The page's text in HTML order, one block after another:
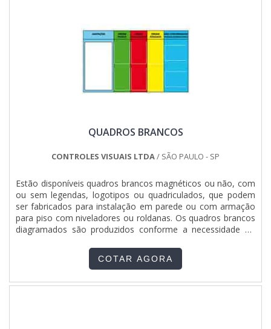
QUADROS BRANCOS
CONTROLES VISUAIS LTDA/ SÃO PAULO - SP
Estão disponíveis quadros brancos magnéticos ou não, com
ou sem legendas, logotipos ou quadriculados, que podem
ser fabricados para instalação em parede ou com armação
para piso com niveladores ou roldanas. Os quadros brancos
diagramados são produzidos conforme a necessidade do
mensal, controle de estoque, controle de produção e
cronograma semanal, mensal e anual, entre outros. Clique
COTAR AGORA